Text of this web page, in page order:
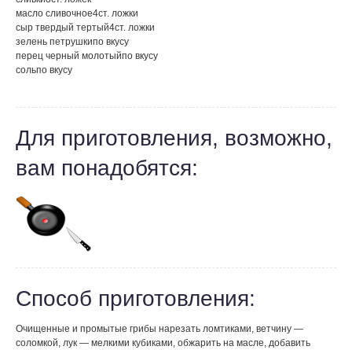
масло сливочное4ст. ложки
сыр твердый тертый4ст. ложки
зелень петрушкипо вкусу
перец черный молотыйпо вкусу
сольпо вкусу
Для приготовления, возможно,
вам понадобятся:
Способ приготовления:
Очищенные и промытые грибы нарезать ломтиками, ветчину —
соломкой, лук — мелкими кубиками, обжарить на масле, добавить